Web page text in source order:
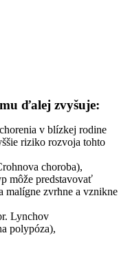
ďalej zvyšuje:
v blízkej rodine
riziko rozvoja tohto
choroba),
môže predstavovať
malígne zvrhne a vznikne
Lynchov
polypóza),